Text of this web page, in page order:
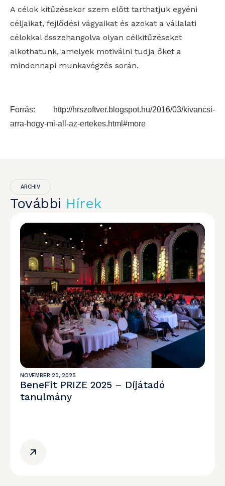
A célok kitűzésekor szem előtt tarthatjuk egyéni
céljaikat, fejlődési vágyaikat és azokat a vállalati
célokkal összehangolva olyan célkitűzéseket
alkothatunk, amelyek motiválni tudja őket a
mindennapi munkavégzés során.
Forrás: http://hrszoftver.blogspot.hu/2016/03/kivancsi-
arra-hogy-mi-all-az-ertekes.html#more
ARCHIV
További Hírek
NOVEMBER 20, 2025
BeneFit PRIZE 2025 – Díjátadó
tanulmány